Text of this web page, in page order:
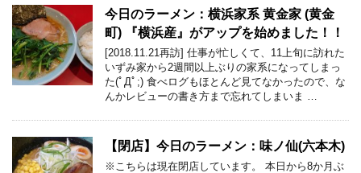
今日のラーメン：横浜家系 黄金家 (黄金
町) 『横浜産』がアップを始めました！！
[2018.11.21再訪] 仕事が忙しくて、11上旬に訪れた
いずみ家から2週間以上ぶりの家系になってしまっ
た(ﾟДﾟ;) 食べログもほとんど見てなかったので、な
んかレビューの書き方まで忘れてしまいま …
【閉店】今日のラーメン：味ノ仙(六本木)
※こちらは現在閉店しています。 本日から8か月ぶ